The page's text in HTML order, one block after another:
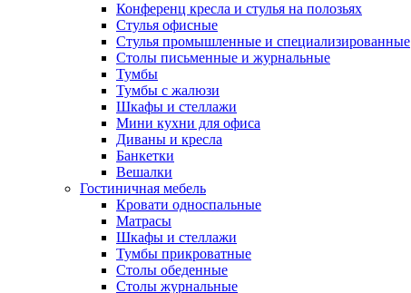
Конференц кресла и стулья на полозьях
Стулья офисные
Стулья промышленные и специализированные
Столы письменные и журнальные
Тумбы
Тумбы с жалюзи
Шкафы и стеллажи
Мини кухни для офиса
Диваны и кресла
Банкетки
Вешалки
Гостиничная мебель
Кровати односпальные
Матрасы
Шкафы и стеллажи
Тумбы прикроватные
Столы обеденные
Столы журнальные